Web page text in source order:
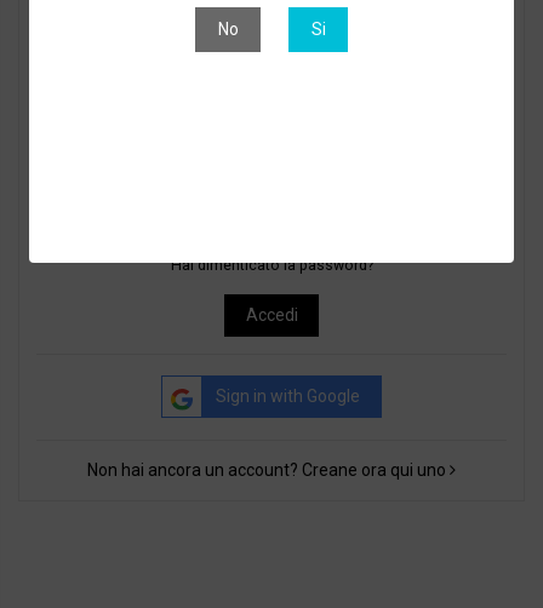
No Si
Hai dimenticato la password?
Accedi
Sign in with Google
Non hai ancora un account? Creane ora qui uno